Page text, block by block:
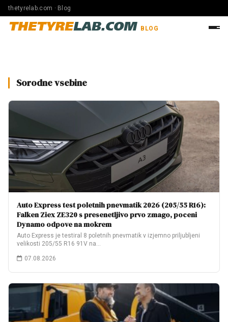
thetyrelab.com · Blog
THETYRELAB.COM BLOG
Sorodne vsebine
Auto Express test poletnih pnevmatik 2026 (205/55 R16):
Falken Ziex ZE320 s presenetljivo prvo zmago, poceni
Dynamo odpove na mokrem
Auto Express je testiral 8 poletnih pnevmatik v izjemno priljubljeni
velikosti 205/55 R16 91V na…
07.08.2026